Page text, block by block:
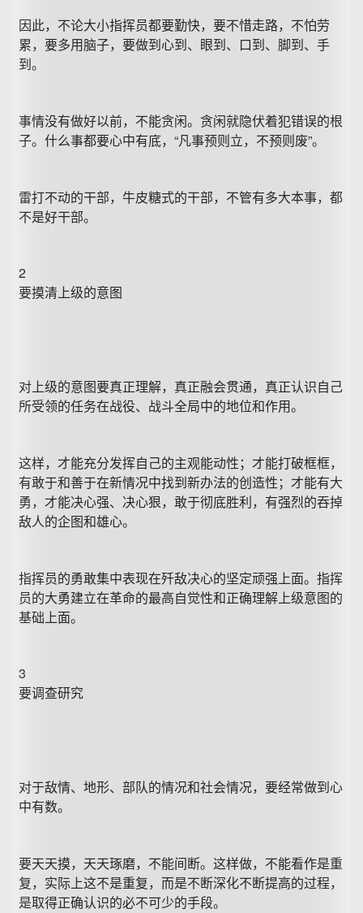
因此，不论大小指挥员都要勤快，要不惜走路，不怕劳
累，要多用脑子，要做到心到、眼到、口到、脚到、手
到。
事情没有做好以前，不能贪闲。贪闲就隐伏着犯错误的根
子。什么事都要心中有底，“凡事预则立，不预则废”。
雷打不动的干部，牛皮糖式的干部，不管有多大本事，都
不是好干部。
2
要摸清上级的意图
对上级的意图要真正理解，真正融会贯通，真正认识自己
所受领的任务在战役、战斗全局中的地位和作用。
这样，才能充分发挥自己的主观能动性；才能打破框框，
有敢于和善于在新情况中找到新办法的创造性；才能有大
勇，才能决心强、决心狠，敢于彻底胜利，有强烈的吞掉
敌人的企图和雄心。
指挥员的勇敢集中表现在歼敌决心的坚定顽强上面。指挥
员的大勇建立在革命的最高自觉性和正确理解上级意图的
基础上面。
3
要调查研究
对于敌情、地形、部队的情况和社会情况，要经常做到心
中有数。
要天天摸，天天琢磨，不能间断。这样做，不能看作是重
复，实际上这不是重复，而是不断深化不断提高的过程，
是取得正确认识的必不可少的手段。